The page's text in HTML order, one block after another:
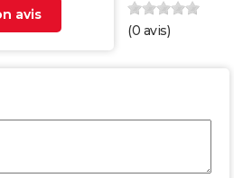
avis
(0 avis)